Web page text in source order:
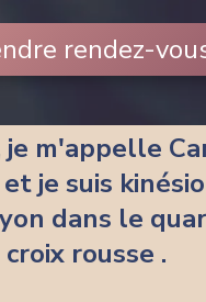
rendez-
je m'appelle
je suis
dans le
croix rousse .